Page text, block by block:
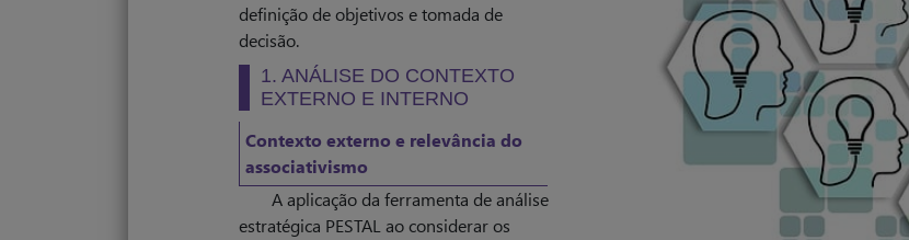
definição de objetivos e tomada de
decisão.
1. ANÁLISE DO CONTEXTO
EXTERNO E INTERNO
Contexto externo e relevância do
associativismo
A aplicação da ferramenta de análise
estratégica PESTAL ao considerar os